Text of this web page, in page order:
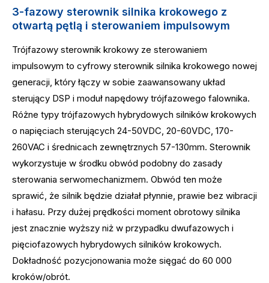
3-fazowy sterownik silnika krokowego z
otwartą pętlą i sterowaniem impulsowym
Trójfazowy sterownik krokowy ze sterowaniem
impulsowym to cyfrowy sterownik silnika krokowego nowej
generacji, który łączy w sobie zaawansowany układ
sterujący DSP i moduł napędowy trójfazowego falownika.
Różne typy trójfazowych hybrydowych silników krokowych
o napięciach sterujących 24-50VDC, 20-60VDC, 170-
260VAC i średnicach zewnętrznych 57-130mm. Sterownik
wykorzystuje w środku obwód podobny do zasady
sterowania serwomechanizmem. Obwód ten może
sprawić, że silnik będzie działał płynnie, prawie bez wibracji
i hałasu. Przy dużej prędkości moment obrotowy silnika
jest znacznie wyższy niż w przypadku dwufazowych i
pięciofazowych hybrydowych silników krokowych.
Dokładność pozycjonowania może sięgać do 60 000
kroków/obrót.